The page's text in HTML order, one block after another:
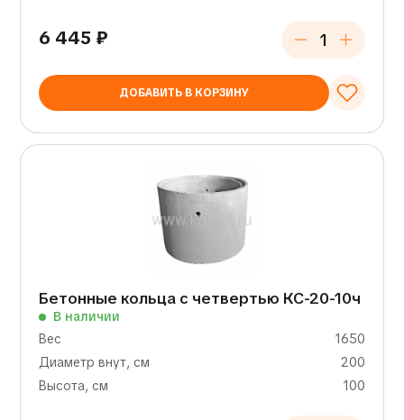
6 445 ₽
ДОБАВИТЬ В КОРЗИНУ
Бетонные кольца с четвертью КС-20-10ч
В наличии
Вес
1650
Диаметр внут, см
200
Высота, см
100